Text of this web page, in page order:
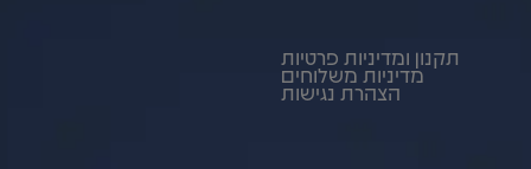
תקנון ומדיניות פרטיות
מדיניות משלוחים
הצהרת נגישות